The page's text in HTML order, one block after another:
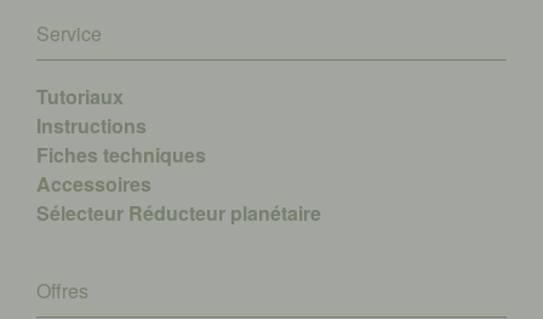
Service
Tutoriaux
Instructions
Fiches techniques
Accessoires
Sélecteur Réducteur planétaire
Offres